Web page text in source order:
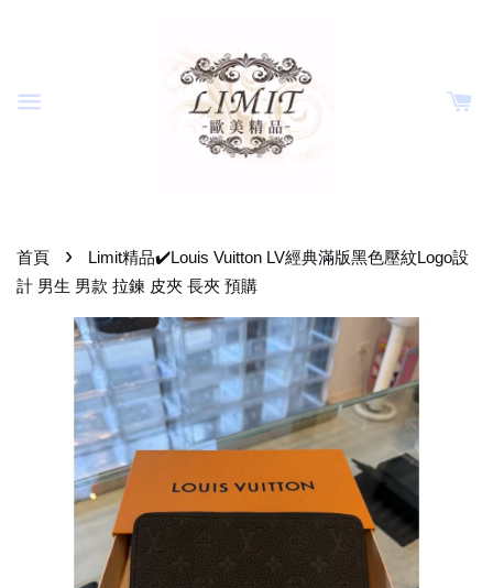
首頁 ›
Limit精品✔️Louis Vuitton LV經典滿版黑色壓紋Logo設
計 男生 男款 拉鍊 皮夾 長夾 預購